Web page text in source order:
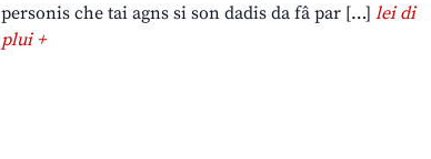
personis che tai agns si son dadis da fâ par […] lei di
plui +